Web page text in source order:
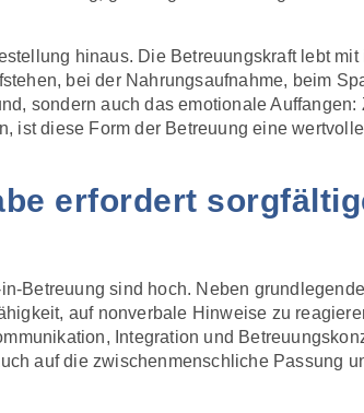
hinaus. Die Betreuungskraft lebt
bei der Nahrungsaufnahme, beim
sondern auch das emotionale
ist diese Form der Betreuung eine
erfordert
Betreuung sind hoch. Neben
auf nonverbale Hinweise zu
Integration und
auf die zwischenmenschliche Passung